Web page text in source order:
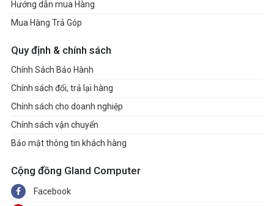
Hướng dẫn mua Hàng
Mua Hàng Trả Góp
Quy định & chính sách
Chính Sách Bảo Hành
Chính sách đổi, trả lại hàng
Chính sách cho doanh nghiệp
Chính sách vận chuyển
Bảo mật thông tin khách hàng
Cộng đồng Gland Computer
Facebook